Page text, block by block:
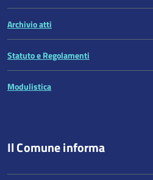
Archivio atti
Statuto e Regolamenti
Modulistica
Il Comune informa